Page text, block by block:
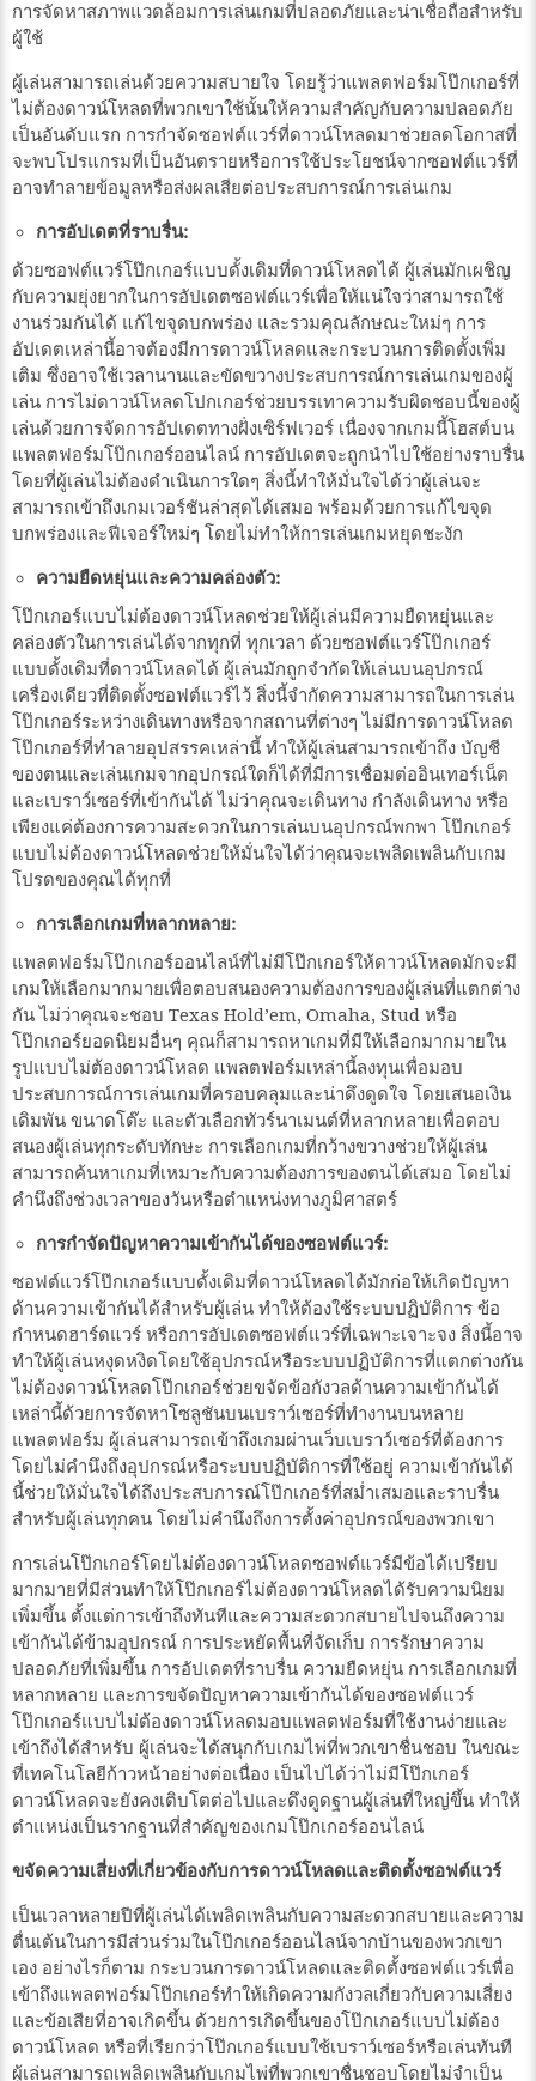
การจัดหาสภาพแวดล้อมการเล่นเกมที่ปลอดภัยและน่าเชื่อถือสำหรับ
ผู้ใช้
ผู้เล่นสามารถเล่นด้วยความสบายใจ โดยรู้ว่าแพลตฟอร์มโป๊กเกอร์ที่
ไม่ต้องดาวน์โหลดที่พวกเขาใช้นั้นให้ความสำคัญกับความปลอดภัย
เป็นอันดับแรก การกำจัดซอฟต์แวร์ที่ดาวน์โหลดมาช่วยลดโอกาสที่
จะพบโปรแกรมที่เป็นอันตรายหรือการใช้ประโยชน์จากซอฟต์แวร์ที่
อาจทำลายข้อมูลหรือส่งผลเสียต่อประสบการณ์การเล่นเกม
การอัปเดตที่ราบรื่น:
ด้วยซอฟต์แวร์โป๊กเกอร์แบบดั้งเดิมที่ดาวน์โหลดได้ ผู้เล่นมักเผชิญ
กับความยุ่งยากในการอัปเดตซอฟต์แวร์เพื่อให้แน่ใจว่าสามารถใช้
งานร่วมกันได้ แก้ไขจุดบกพร่อง และรวมคุณลักษณะใหม่ๆ การ
อัปเดตเหล่านี้อาจต้องมีการดาวน์โหลดและกระบวนการติดตั้งเพิ่ม
เติม ซึ่งอาจใช้เวลานานและขัดขวางประสบการณ์การเล่นเกมของผู้
เล่น การไม่ดาวน์โหลดโปกเกอร์ช่วยบรรเทาความรับผิดชอบนี้ของผู้
เล่นด้วยการจัดการอัปเดตทางฝั่งเซิร์ฟเวอร์ เนื่องจากเกมนี้โฮสต์บน
แพลตฟอร์มโป๊กเกอร์ออนไลน์ การอัปเดตจะถูกนำไปใช้อย่างราบรื่น
โดยที่ผู้เล่นไม่ต้องดำเนินการใดๆ สิ่งนี้ทำให้มั่นใจได้ว่าผู้เล่นจะ
สามารถเข้าถึงเกมเวอร์ชันล่าสุดได้เสมอ พร้อมด้วยการแก้ไขจุด
บกพร่องและฟีเจอร์ใหม่ๆ โดยไม่ทำให้การเล่นเกมหยุดชะงัก
ความยืดหยุ่นและความคล่องตัว:
โป๊กเกอร์แบบไม่ต้องดาวน์โหลดช่วยให้ผู้เล่นมีความยืดหยุ่นและ
คล่องตัวในการเล่นได้จากทุกที่ ทุกเวลา ด้วยซอฟต์แวร์โป๊กเกอร์
แบบดั้งเดิมที่ดาวน์โหลดได้ ผู้เล่นมักถูกจำกัดให้เล่นบนอุปกรณ์
เครื่องเดียวที่ติดตั้งซอฟต์แวร์ไว้ สิ่งนี้จำกัดความสามารถในการเล่น
โป๊กเกอร์ระหว่างเดินทางหรือจากสถานที่ต่างๆ ไม่มีการดาวน์โหลด
โป๊กเกอร์ที่ทำลายอุปสรรคเหล่านี้ ทำให้ผู้เล่นสามารถเข้าถึง บัญชี
ของตนและเล่นเกมจากอุปกรณ์ใดก็ได้ที่มีการเชื่อมต่ออินเทอร์เน็ต
และเบราว์เซอร์ที่เข้ากันได้ ไม่ว่าคุณจะเดินทาง กำลังเดินทาง หรือ
เพียงแค่ต้องการความสะดวกในการเล่นบนอุปกรณ์พกพา โป๊กเกอร์
แบบไม่ต้องดาวน์โหลดช่วยให้มั่นใจได้ว่าคุณจะเพลิดเพลินกับเกม
โปรดของคุณได้ทุกที่
การเลือกเกมที่หลากหลาย:
แพลตฟอร์มโป๊กเกอร์ออนไลน์ที่ไม่มีโป๊กเกอร์ให้ดาวน์โหลดมักจะมี
เกมให้เลือกมากมายเพื่อตอบสนองความต้องการของผู้เล่นที่แตกต่าง
กัน ไม่ว่าคุณจะชอบ Texas Hold’em, Omaha, Stud หรือ
โป๊กเกอร์ยอดนิยมอื่นๆ คุณก็สามารถหาเกมที่มีให้เลือกมากมายใน
รูปแบบไม่ต้องดาวน์โหลด แพลตฟอร์มเหล่านี้ลงทุนเพื่อมอบ
ประสบการณ์การเล่นเกมที่ครอบคลุมและน่าดึงดูดใจ โดยเสนอเงิน
เดิมพัน ขนาดโต๊ะ และตัวเลือกทัวร์นาเมนต์ที่หลากหลายเพื่อตอบ
สนองผู้เล่นทุกระดับทักษะ การเลือกเกมที่กว้างขวางช่วยให้ผู้เล่น
สามารถค้นหาเกมที่เหมาะกับความต้องการของตนได้เสมอ โดยไม่
คำนึงถึงช่วงเวลาของวันหรือตำแหน่งทางภูมิศาสตร์
การกำจัดปัญหาความเข้ากันได้ของซอฟต์แวร์:
ซอฟต์แวร์โป๊กเกอร์แบบดั้งเดิมที่ดาวน์โหลดได้มักก่อให้เกิดปัญหา
ด้านความเข้ากันได้สำหรับผู้เล่น ทำให้ต้องใช้ระบบปฏิบัติการ ข้อ
กำหนดฮาร์ดแวร์ หรือการอัปเดตซอฟต์แวร์ที่เฉพาะเจาะจง สิ่งนี้อาจ
ทำให้ผู้เล่นหงุดหงิดโดยใช้อุปกรณ์หรือระบบปฏิบัติการที่แตกต่างกัน
ไม่ต้องดาวน์โหลดโป๊กเกอร์ช่วยขจัดข้อกังวลด้านความเข้ากันได้
เหล่านี้ด้วยการจัดหาโซลูชันบนเบราว์เซอร์ที่ทำงานบนหลาย
แพลตฟอร์ม ผู้เล่นสามารถเข้าถึงเกมผ่านเว็บเบราว์เซอร์ที่ต้องการ
โดยไม่คำนึงถึงอุปกรณ์หรือระบบปฏิบัติการที่ใช้อยู่ ความเข้ากันได้
นี้ช่วยให้มั่นใจได้ถึงประสบการณ์โป๊กเกอร์ที่สม่ำเสมอและราบรื่น
สำหรับผู้เล่นทุกคน โดยไม่คำนึงถึงการตั้งค่าอุปกรณ์ของพวกเขา
การเล่นโป๊กเกอร์โดยไม่ต้องดาวน์โหลดซอฟต์แวร์มีข้อได้เปรียบ
มากมายที่มีส่วนทำให้โป๊กเกอร์ไม่ต้องดาวน์โหลดได้รับความนิยม
เพิ่มขึ้น ตั้งแต่การเข้าถึงทันทีและความสะดวกสบายไปจนถึงความ
เข้ากันได้ข้ามอุปกรณ์ การประหยัดพื้นที่จัดเก็บ การรักษาความ
ปลอดภัยที่เพิ่มขึ้น การอัปเดตที่ราบรื่น ความยืดหยุ่น การเลือกเกมที่
หลากหลาย และการขจัดปัญหาความเข้ากันได้ของซอฟต์แวร์
โป๊กเกอร์แบบไม่ต้องดาวน์โหลดมอบแพลตฟอร์มที่ใช้งานง่ายและ
เข้าถึงได้สำหรับ ผู้เล่นจะได้สนุกกับเกมไพ่ที่พวกเขาชื่นชอบ ในขณะ
ที่เทคโนโลยีก้าวหน้าอย่างต่อเนื่อง เป็นไปได้ว่าไม่มีโป๊กเกอร์
ดาวน์โหลดจะยังคงเติบโตต่อไปและดึงดูดฐานผู้เล่นที่ใหญ่ขึ้น ทำให้
ตำแหน่งเป็นรากฐานที่สำคัญของเกมโป๊กเกอร์ออนไลน์
ขจัดความเสี่ยงที่เกี่ยวข้องกับการดาวน์โหลดและติดตั้งซอฟต์แวร์
เป็นเวลาหลายปีที่ผู้เล่นได้เพลิดเพลินกับความสะดวกสบายและความ
ตื่นเต้นในการมีส่วนร่วมในโป๊กเกอร์ออนไลน์จากบ้านของพวกเขา
เอง อย่างไรก็ตาม กระบวนการดาวน์โหลดและติดตั้งซอฟต์แวร์เพื่อ
เข้าถึงแพลตฟอร์มโป๊กเกอร์ทำให้เกิดความกังวลเกี่ยวกับความเสี่ยง
และข้อเสียที่อาจเกิดขึ้น ด้วยการเกิดขึ้นของโป๊กเกอร์แบบไม่ต้อง
ดาวน์โหลด หรือที่เรียกว่าโป๊กเกอร์แบบใช้เบราว์เซอร์หรือเล่นทันที
ผู้เล่นสามารถเพลิดเพลินกับเกมไพ่ที่พวกเขาชื่นชอบโดยไม่จำเป็น